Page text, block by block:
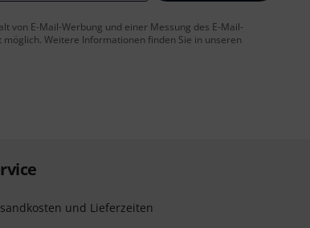
von E-Mail-Werbung und einer Messung des E-Mail-
Weitere Informationen finden Sie in unseren
und Lieferzeiten